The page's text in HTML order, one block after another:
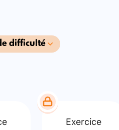
difficulté
Exercice